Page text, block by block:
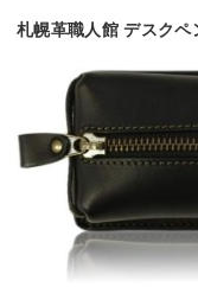
札幌革職人館 デスク